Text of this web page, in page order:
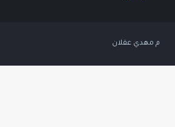
م مهدي عقلان